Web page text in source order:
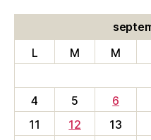
L
M M
4
5 6
11
12 13